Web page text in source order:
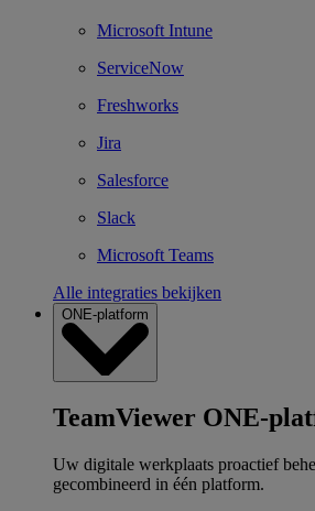
Microsoft Intune
ServiceNow
Freshworks
Jira
Salesforce
Slack
Microsoft Teams
Alle integraties bekijken
ONE-platform
TeamViewer ONE-
Uw digitale werkplaats proactief
gecombineerd in één platform.